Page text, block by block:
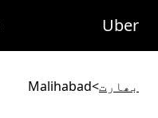
مواد
جائیں
Uber
بھارت>
Malihabad